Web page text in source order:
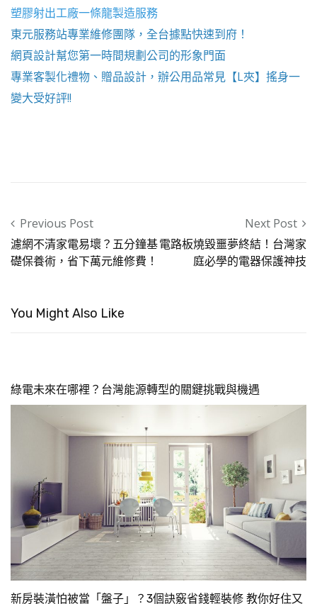
塑膠射出工廠一條龍製造服務
東元服務站專業維修團隊，全台據點快速到府！
網頁設計幫您第一時間規劃公司的形象門面
專業客製化禮物、贈品設計，辦公用品常見【L夾】搖身一
變大受好評!!
Post navigation
Previous Post
濾網不清家電易壞？五分鐘基
礎保養術，省下萬元維修費！
Next Post
電路板燒毀噩夢終結！台灣家
庭必學的電器保護神技
You Might Also Like
綠電未來在哪裡？台灣能源轉型的關鍵挑戰與機遇
新房裝潢怕被當「盤子」？3個訣竅省錢輕裝修 教你好住又